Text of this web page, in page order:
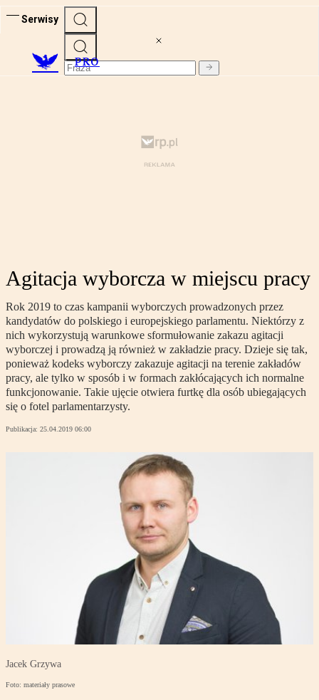
Serwisy
PRO
Agitacja wyborcza w miejscu pracy
Rok 2019 to czas kampanii wyborczych prowadzonych przez
kandydatów do polskiego i europejskiego parlamentu. Niektórzy z
nich wykorzystują warunkowe sformułowanie zakazu agitacji
wyborczej i prowadzą ją również w zakładzie pracy. Dzieje się tak,
ponieważ kodeks wyborczy zakazuje agitacji na terenie zakładów
pracy, ale tylko w sposób i w formach zakłócających ich normalne
funkcjonowanie. Takie ujęcie otwiera furtkę dla osób ubiegających
się o fotel parlamentarzysty.
Publikacja: 25.04.2019 06:00
Jacek Grzywa
Foto: materiały prasowe